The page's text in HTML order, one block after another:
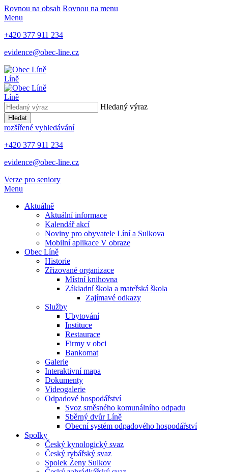
Rovnou na obsah Rovnou na menu
Menu
+420 377 911 234
evidence@obec-line.cz
Líně
Líně
Hledaný výraz
Hledat
rozšířené vyhledávání
+420 377 911 234
evidence@obec-line.cz
Verze pro seniory
Menu
Aktuálně
Aktuální informace
Kalendář akcí
Noviny pro obyvatele Líní a Sulkova
Mobilní aplikace V obraze
Obec Líně
Historie
Zřizované organizace
Místní knihovna
Základní škola a mateřská škola
Zajímavé odkazy
Služby
Ubytování
Instituce
Restaurace
Firmy v obci
Bankomat
Galerie
Interaktivní mapa
Dokumenty
Videogalerie
Odpadové hospodářství
Svoz směsného komunálního odpadu
Sběrný dvůr Líně
Obecní systém odpadového hospodářství
Spolky
Český kynologický svaz
Český rybářský svaz
Spolek Ženy Sulkov